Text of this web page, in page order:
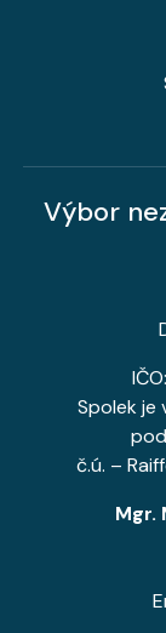
Výbor
Spolek je
č.ú. –
Mgr.